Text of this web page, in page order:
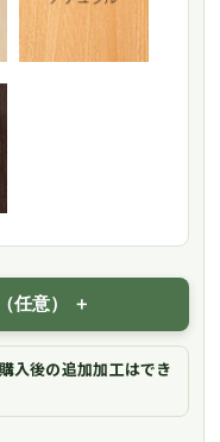
任意）
入後の追加加工はでき